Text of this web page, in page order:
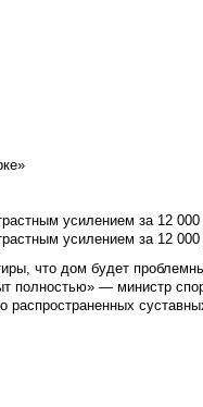
усилением за 12 000
усилением за 12 000
что дом будет
полностью» — министр
распространенных